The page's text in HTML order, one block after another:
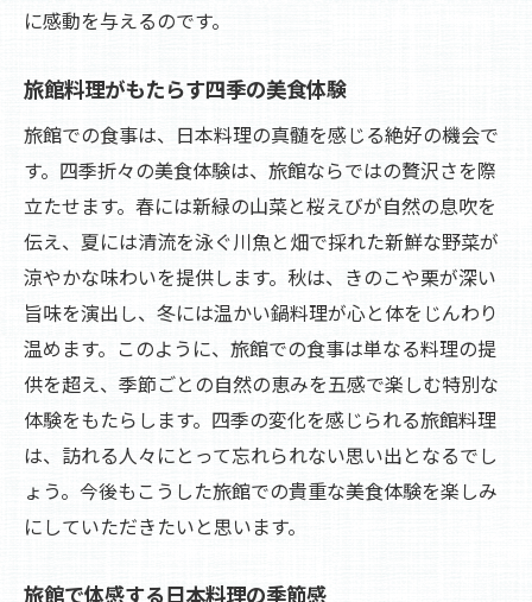
旅館で堪能する四季の自然と美食
季節の移ろいを旅館の食事で感じる
旅館で味わう季節の物語と料理の一体感
四季が綴る旅館の食事の物語
旅館で楽しむ季節の移り変わり
旅館の食事が紡ぐ日本の四季の物語
季節の物語を描く旅館の美食体験
日本の四季を旅館で味わう至福のひととき
旅館で堪能する日本の四季の恵み
四季折々の幸せを旅館の食事で感じる
旅館で味わう四季の贅沢なひととき
四季の彩りを旅館で楽しむ
旅館で体験する日本の四季の美しさ
四季を感じる旅館の特別な時間
に感動を与えるのです。
旅館料理がもたらす四季の美食体験
旅館での食事は、日本料理の真髄を感じる絶好の機会で
す。四季折々の美食体験は、旅館ならではの贅沢さを際
立たせます。春には新緑の山菜と桜えびが自然の息吹を
伝え、夏には清流を泳ぐ川魚と畑で採れた新鮮な野菜が
涼やかな味わいを提供します。秋は、きのこや栗が深い
旨味を演出し、冬には温かい鍋料理が心と体をじんわり
温めます。このように、旅館での食事は単なる料理の提
供を超え、季節ごとの自然の恵みを五感で楽しむ特別な
体験をもたらします。四季の変化を感じられる旅館料理
は、訪れる人々にとって忘れられない思い出となるでし
ょう。今後もこうした旅館での貴重な美食体験を楽しみ
にしていただきたいと思います。
旅館で体感する日本料理の季節感